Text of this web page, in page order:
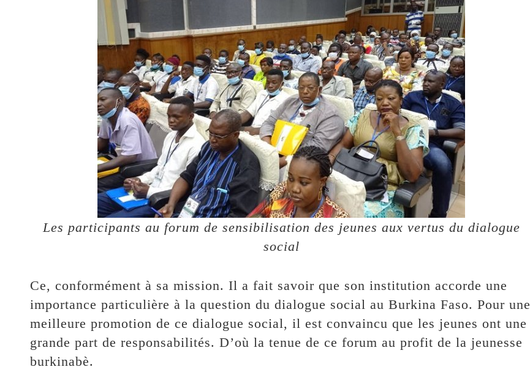
Les participants au forum de sensibilisation des jeunes aux vertus du dialogue
social
Ce, conformément à sa mission. Il a fait savoir que son institution accorde une
importance particulière à la question du dialogue social au Burkina Faso. Pour une
meilleure promotion de ce dialogue social, il est convaincu que les jeunes ont une
grande part de responsabilités. D’où la tenue de ce forum au profit de la jeunesse
burkinabè.